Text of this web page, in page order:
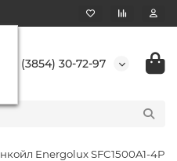
+7 (3854) 30-72-97
Energolux SFC1500A1-4P